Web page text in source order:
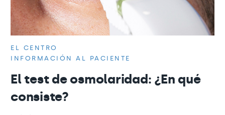
EL CENTRO
INFORMACIÓN AL PACIENTE
El test de osmolaridad: ¿En qué
consiste?